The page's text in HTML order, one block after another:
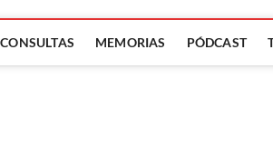
CONSULTAS MEMORIAS PÓDCAST